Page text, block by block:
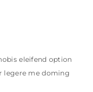
eleifend option
legere me doming